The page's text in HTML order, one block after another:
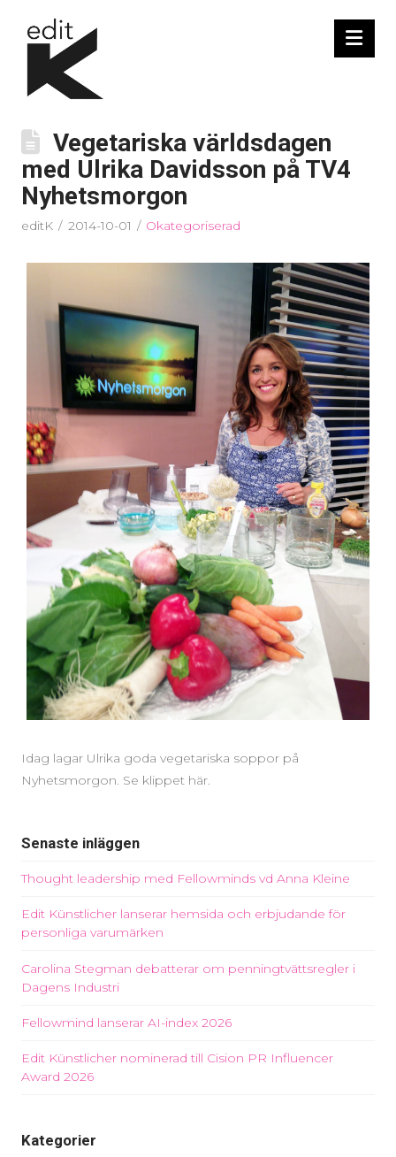
Vegetariska världsdagen
med Ulrika Davidsson på TV4
Nyhetsmorgon
editK 2014-10-01 Okategoriserad
Idag lagar Ulrika goda vegetariska soppor på
Nyhetsmorgon. Se klippet här.
Senaste inläggen
Thought leadership med Fellowminds vd Anna Kleine
Edit Künstlicher lanserar hemsida och erbjudande för
personliga varumärken
Carolina Stegman debatterar om penningtvättsregler i
Dagens Industri
Fellowmind lanserar AI-index 2026
Edit Künstlicher nominerad till Cision PR Influencer
Award 2026
Kategorier